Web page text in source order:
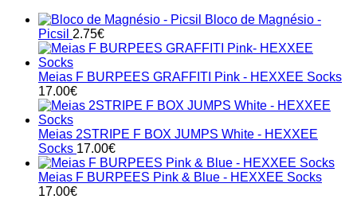
Bloco de Magnésio -
Picsil 2.75€
Meias F BURPEES GRAFFITI Pink - HEXXEE Socks
17.00€
Meias 2STRIPE F BOX JUMPS White - HEXXEE
Socks 17.00€
Meias F BURPEES Pink & Blue - HEXXEE Socks
17.00€